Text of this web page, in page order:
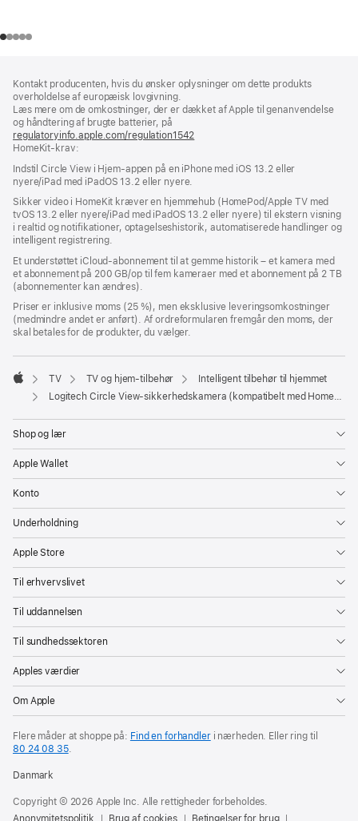
Kontakt producenten, hvis du ønsker oplysninger om dette produkts
overholdelse af europæisk lovgivning.
Læs mere om de omkostninger, der er dækket af Apple til genanvendelse
og håndtering af brugte batterier, på
regulatoryinfo.apple.com/regulation1542
nyt
HomeKit-krav:
Indstil Circle View i Hjem-appen på en iPhone med iOS 13.2 eller
nyere/iPad med iPadOS 13.2 eller nyere.
Sikker video i HomeKit kræver en hjemmehub (HomePod/Apple TV med
tvOS 13.2 eller nyere/iPad med iPadOS 13.2 eller nyere) til ekstern visning
i realtid og notifikationer, optagelseshistorik, automatiserede handlinger og
intelligent registrering.
Et understøttet iCloud-abonnement til at gemme historik – et kamera med
et abonnement på 200 GB/op til fem kameraer med et abonnement på 2 TB
(abonnementer kan ændres).
Priser er inklusive moms (25 %), men eksklusive leveringsomkostninger
(medmindre andet er anført). Af ordreformularen fremgår den moms, der
skal betales for de produkter, du vælger.
Apple
TV TV og hjem-tilbehør
Intelligent tilbehør til hjemmet
Logitech Circle View-sikkerhedskamera (kompatibelt med HomeKit fra Apple)
Shop og lær
Apple Wallet
Konto
Underholdning
Apple Store
Til erhvervslivet
Til uddannelsen
Til sundhedssektoren
Apples værdier
Om Apple
Flere måder at shoppe på: Find en forhandleri nærheden. Eller ring til
80 24 08 35.
Danmark
Copyright © 2026 Apple Inc. Alle rettigheder forbeholdes.
Anonymitetspolitik
Brug af cookies Betingelser for brug